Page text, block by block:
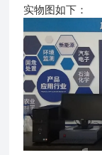
实物图如下：